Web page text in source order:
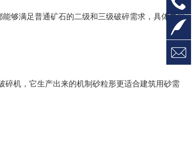
够满足普通矿石的二级和三级破碎需求，具体要根
机，它生产出来的机制砂粒形更适合建筑用砂需